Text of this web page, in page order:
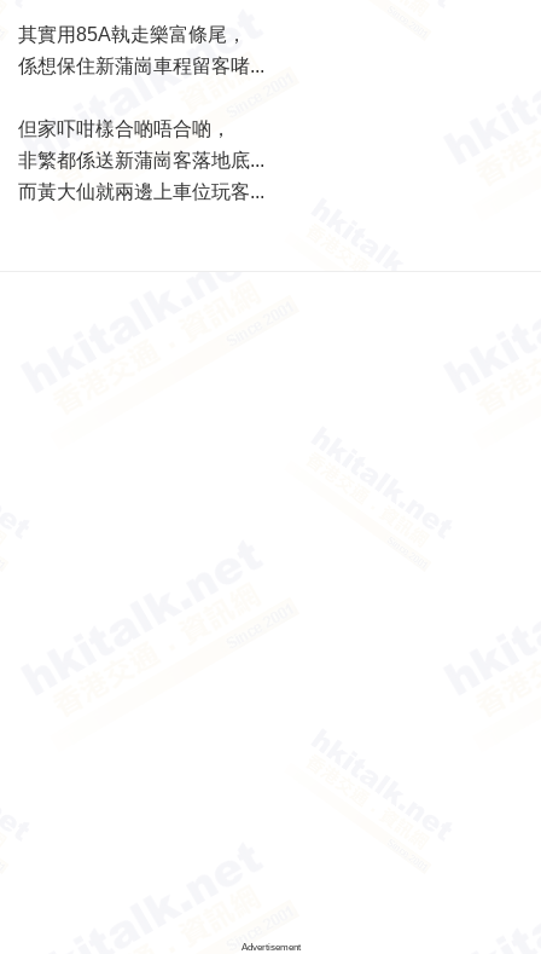
其實用85A執走樂富條尾，
係想保住新蒲崗車程留客啫...
但家吓咁樣合啲唔合啲，
非繁都係送新蒲崗客落地底...
而黃大仙就兩邊上車位玩客...
Advertisement